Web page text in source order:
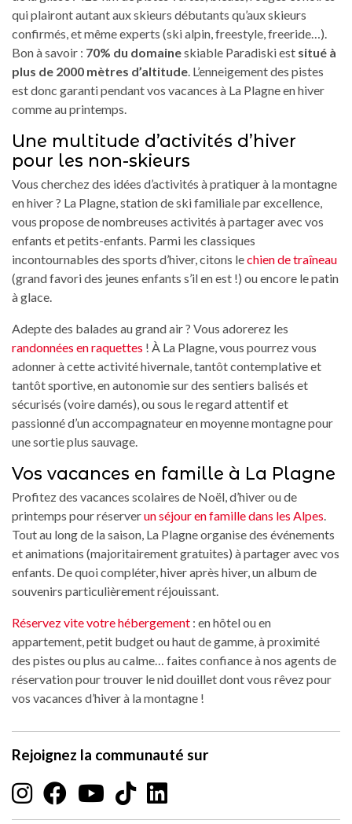
qui plairont autant aux skieurs débutants qu’aux skieurs
confirmés, et même experts (ski alpin, freestyle, freeride…).
Bon à savoir : 70% du domaineskiable Paradiski est situé à
plus de 2000 mètres d’altitude . L’enneigement des pistes
est donc garanti pendant vos vacances à La Plagne en hiver
comme au printemps.
Une multitude d’activités d’hiver
pour les non-skieurs
Vous cherchez des idées d’activités à pratiquer à la montagne
en hiver ? La Plagne, station de ski familiale par excellence,
vous propose de nombreuses activités à partager avec vos
enfants et petits-enfants. Parmi les classiques
incontournables des sports d’hiver, citons lechien de traîneau
(grand favori des jeunes enfants s’il en est !) ou encore le patin
à glace.
Adepte des balades au grand air ? Vous adorerez les
randonnées en raquettes ! À La Plagne, vous pourrez vous
adonner à cette activité hivernale, tantôt contemplative et
tantôt sportive, en autonomie sur des sentiers balisés et
sécurisés (voire damés), ou sous le regard attentif et
passionné d’un accompagnateur en moyenne montagne pour
une sortie plus sauvage.
Vos vacances en famille à La Plagne
Profitez des vacances scolaires de Noël, d’hiver ou de
printemps pour réserverun séjour en famille dans les Alpes
Tout au long de la saison, La Plagne organise des événements
et animations (majoritairement gratuites) à partager avec vos
enfants. De quoi compléter, hiver après hiver, un album de
souvenirs particulièrement réjouissant.
Réservez vite votre hébergement : en hôtel ou en
appartement, petit budget ou haut de gamme, à proximité
des pistes ou plus au calme… faites confiance à nos agents de
réservation pour trouver le nid douillet dont vous rêvez pour
vos vacances d’hiver à la montagne !
Rejoignez la communauté sur